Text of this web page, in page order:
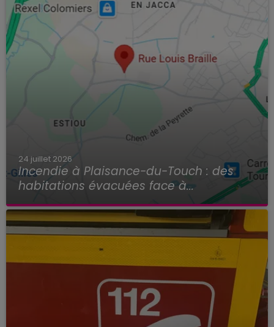
24 juillet 2026
Incendie à Plaisance-du-Touch : des
habitations évacuées face à...